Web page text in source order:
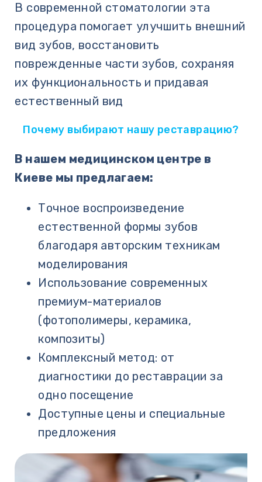
В современной стоматологии эта
процедура помогает улучшить внешний
вид зубов, восстановить
поврежденные части зубов, сохраняя
их функциональность и придавая
естественный вид
Почему выбирают нашу реставрацию?
В нашем медицинском центре в
Киеве мы предлагаем:
Точное воспроизведение
естественной формы зубов
благодаря авторским техникам
моделирования
Использование современных
премиум-материалов
(фотополимеры, керамика,
композиты)
Комплексный метод: от
диагностики до реставрации за
одно посещение
Доступные цены и специальные
предложения